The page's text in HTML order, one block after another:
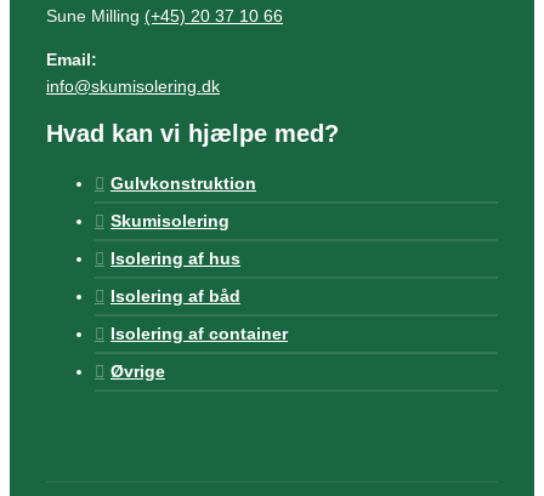
Sune Milling (+45) 20 37 10 66
Email:
info@skumisolering.dk
Hvad kan vi hjælpe med?
Gulvkonstruktion
Skumisolering
Isolering af hus
Isolering af båd
Isolering af container
Øvrige